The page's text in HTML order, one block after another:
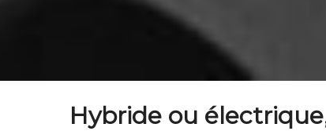
Hybride ou